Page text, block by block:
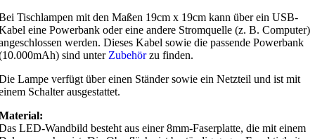
Tischlampen mit den Maßen 19cm x 19cm kann über ein USB-
eine Powerbank oder eine andere Stromquelle (z. B. Computer)
werden. Dieses Kabel sowie die passende Powerbank
sind unter Zubehörzu finden.
Lampe verfügt über einen Ständer sowie ein Netzteil und ist mit
Schalter ausgestattet.
LED-Wandbild besteht aus einer 8mm-Faserplatte, die mit einem